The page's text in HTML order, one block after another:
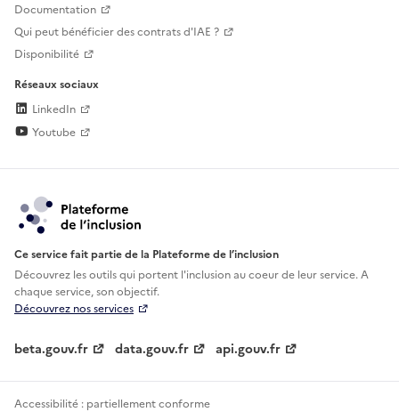
Documentation
Qui peut bénéficier des contrats d'IAE ?
Disponibilité
Réseaux sociaux
LinkedIn
Youtube
Ce service fait partie de la Plateforme de l’inclusion
Découvrez les outils qui portent l'inclusion aucoeur de leur service. A
chaque service, son objectif.
Découvrez nos services
beta.gouv.fr data.gouv.fr api.gouv.fr
Accessibilité : partiellement conforme